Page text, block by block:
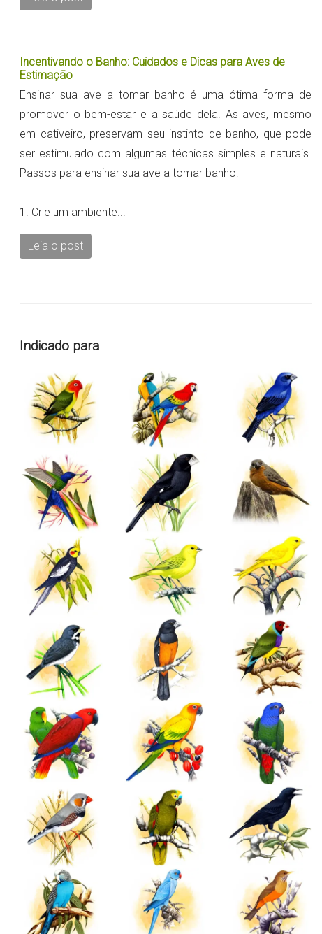
Incentivando o Banho: Cuidados e Dicas para Aves de
Estimação
Ensinar sua ave a tomar banho é uma ótima forma de
promover o bem-estar e a saúde dela. As aves, mesmo
em cativeiro, preservam seu instinto de banho, que pode
ser estimulado com algumas técnicas simples e naturais.
Passos para ensinar sua ave a tomar banho:
1. Crie um ambiente...
Leia o post
Indicado para